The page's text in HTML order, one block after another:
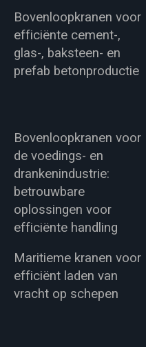
Bovenloopkranen voor
efficiënte cement-,
glas-, baksteen- en
prefab betonproductie
Bovenloopkranen voor
de voedings- en
drankenindustrie:
betrouwbare
oplossingen voor
efficiënte handling
Maritieme kranen voor
efficiënt laden van
vracht op schepen